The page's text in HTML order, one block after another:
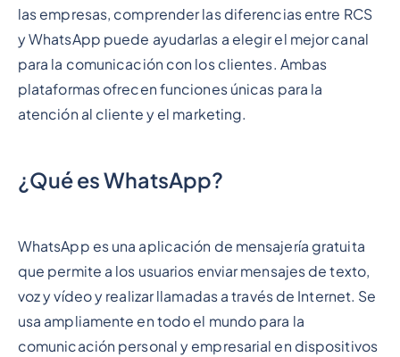
las empresas, comprender las diferencias entre RCS
y WhatsApp puede ayudarlas a elegir el mejor canal
para la comunicación con los clientes. Ambas
plataformas ofrecen funciones únicas para la
atención al cliente y el marketing.
¿Qué es WhatsApp?
WhatsApp es una aplicación de mensajería gratuita
que permite a los usuarios enviar mensajes de texto,
voz y vídeo y realizar llamadas a través de Internet. Se
usa ampliamente en todo el mundo para la
comunicación personal y empresarial en dispositivos